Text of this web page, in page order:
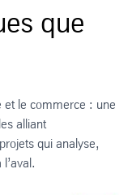
que
et le commerce : une
alliant
qui analyse,